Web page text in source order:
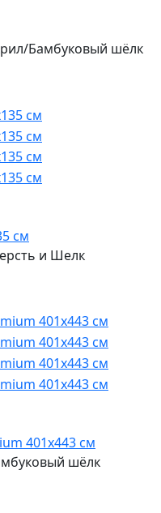
Бамбуковый шёлк
см
и Шелк
401x443 см
шёлк